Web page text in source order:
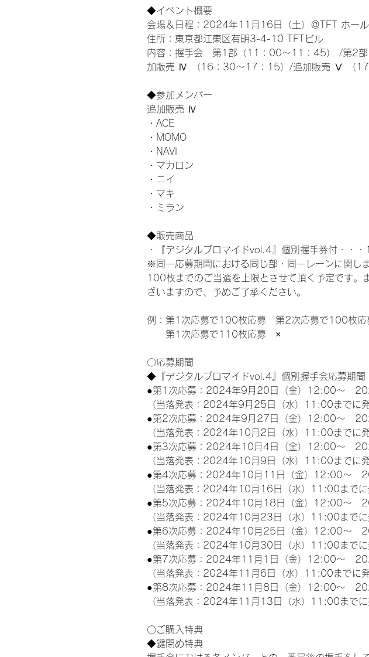
◆イベント概要
会場＆日程：2024年11月16日（土）＠TFT ホー
住所：東京都江東区有明3-4-10 TFTビル
内容：握手会　第1部（11：00～11：45） /第
加販売 Ⅳ （16：30～17：15）/追加販売 Ⅴ （17
◆参加メンバー
追加販売 Ⅳ
・ACE
・MOMO
・NAVI
・マカロン
・ニイ
・マキ
・ミラン
◆販売商品
・『デジタルブロマイドvol.4』個別握手券付・・
※同一応募期間における同じ部・同一レーンに関し
100枚までのご当選を上限とさせて頂く予定です。
ざいますので、予めご了承ください。
例：第1次応募で100枚応募　第2次応募で100枚
第1次応募で110枚応募　×
〇応募期間
◆『デジタルブロマイドvol.4』個別握手会応募期間
●第1次応募：2024年9月20日（金）12:00～　
（当落発表：2024年9月25日（水）11:00までに発
●第2次応募：2024年9月27日（金）12:00～　
（当落発表：2024年10月2日（水）11:00までに発
●第3次応募：2024年10月4日（金）12:00～　
（当落発表：2024年10月9日（水）11:00までに発
●第4次応募：2024年10月11日（金）12:00～
（当落発表：2024年10月16日（水）11:00までに
●第5次応募：2024年10月18日（金）12:00～　
（当落発表：2024年10月23日（水）11:00までに
●第6次応募：2024年10月25日（金）12:00～　
（当落発表：2024年10月30日（水）11:00までに
●第7次応募：2024年11月1日（金）12:00～　
（当落発表：2024年11月6日（水）11:00までに発
●第8次応募：2024年11月8日（金）12:00～　
（当落発表：2024年11月13日（水）11:00までに
〇ご購入特典
◆鍵閉め特典